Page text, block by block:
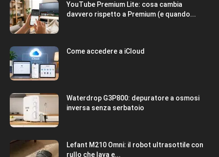
YouTube Premium Lite: cosa cambia
davvero rispetto a Premium (e quando...
Come accedere a iCloud
Waterdrop G3P800: depuratore a osmosi
inversa senza serbatoio
Lefant M210 Omni: il robot ultrasottile con
rullo che lava e...